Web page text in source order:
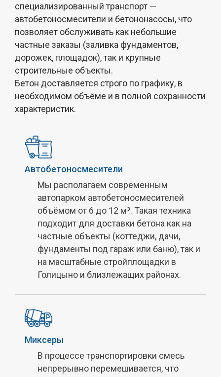
специализированный транспорт —
автобетоносмесители и бетононасосы, что
позволяет обслуживать как небольшие
частные заказы (заливка фундаментов,
дорожек, площадок), так и крупные
строительные объекты.
Бетон доставляется строго по графику, в
необходимом объёме и в полной сохранности
характеристик.
Автобетоносмесители
Мы располагаем современным
автопарком автобетоносмесителей
объёмом от 6 до 12 м³. Такая техника
подходит для доставки бетона как на
частные объекты (коттеджи, дачи,
фундаменты под гараж или баню), так и
на масштабные стройплощадки в
Голицыно и близлежащих районах.
Миксеры
В процессе транспортировки смесь
непрерывно перемешивается, что